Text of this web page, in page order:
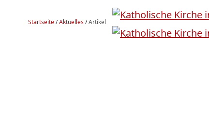
Startseite/Aktuelles/Artikel